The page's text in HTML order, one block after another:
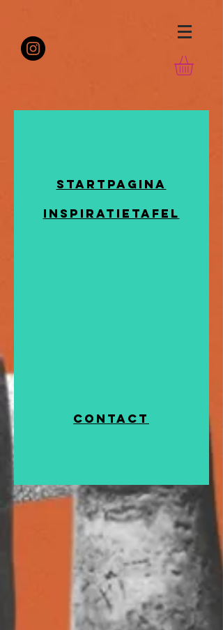
Startpagina
InspiratieTafel
Contact